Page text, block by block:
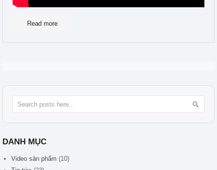
Read more
DANH MỤC
Video sản phẩm (10)